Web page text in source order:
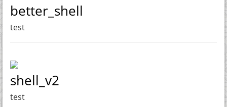
better_shell
test
shell_v2
test